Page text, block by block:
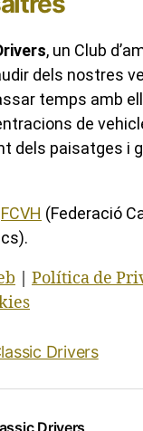
, un Club
dels nostres
temps amb
de
dels paisatges i
FCVH (Federació
Política de
Drivers